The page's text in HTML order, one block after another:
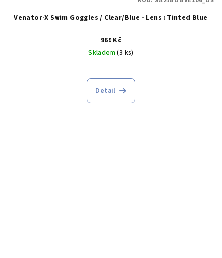
Venator-X Swim Goggles / Clear/Blue - Lens : Tinted Blue
969 Kč
Skladem(3 ks)
Detail